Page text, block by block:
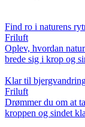
Find ro i naturens
Friluft
Oplev, hvordan
brede sig i krop og
Klar til
Friluft
Drømmer du om at
kroppen og sindet